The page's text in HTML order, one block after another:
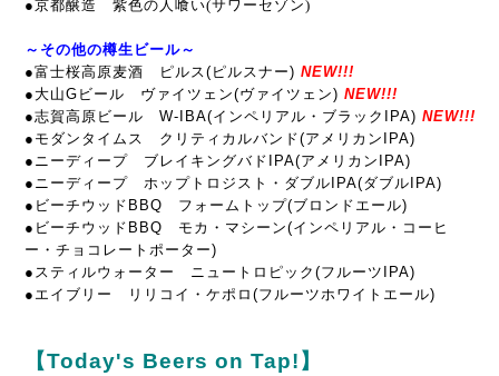
●京都醸造 紫色の人喰い(サワーセゾン)
～その他の樽生ビール～
●富士桜高原麦酒 ピルス(ピルスナー) NEW!!!
●大山Gビール ヴァイツェン(ヴァイツェン) NEW!!!
●志賀高原ビール W-IBA(インペリアル・ブラックIPA) NEW!!!
●モダンタイムス クリティカルバンド(アメリカンIPA)
●ニーディープ ブレイキングバドIPA(アメリカンIPA)
●ニーディープ ホップトロジスト・ダブルIPA(ダブルIPA)
●ビーチウッドBBQ フォームトップ(ブロンドエール)
●ビーチウッドBBQ モカ・マシーン(インペリアル・コーヒ
ー・チョコレートポーター)
●スティルウォーター ニュートロピック(フルーツIPA)
●エイブリー リリコイ・ケポロ(フルーツホワイトエール)
【Today's Beers on Tap!】